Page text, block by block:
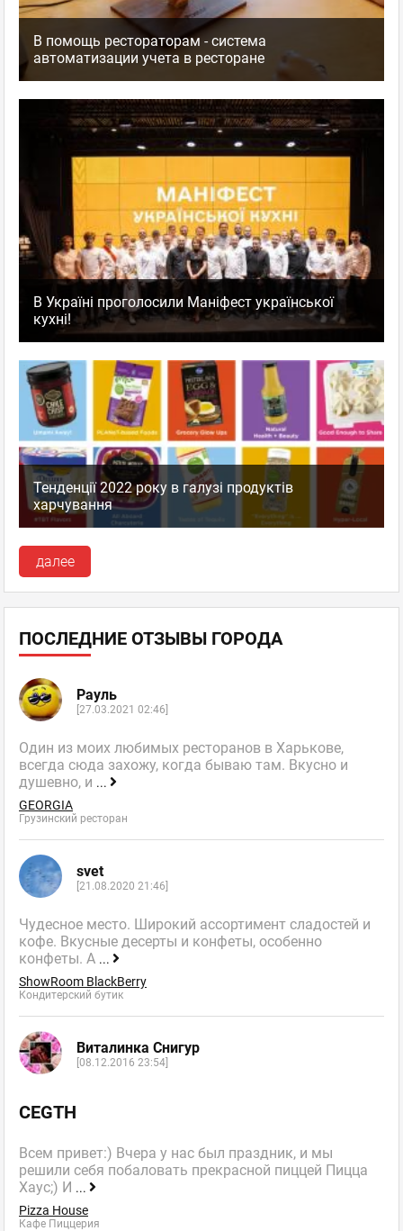
В помощь рестораторам - система
автоматизации учета в ресторане
В Україні проголосили Маніфест української
кухні!
Тенденції 2022 року в галузі продуктів
харчування
далее
ПОСЛЕДНИЕ ОТЗЫВЫ ГОРОДА
Рауль
[27.03.2021 02:46]
Один из моих любимых ресторанов в Харькове,
всегда сюда захожу, когда бываю там. Вкусно и
душевно, и ...
GEORGIA
Грузинский ресторан
svet
[21.08.2020 21:46]
Чудесное место. Широкий ассортимент сладостей и
кофе. Вкусные десерты и конфеты, особенно
конфеты. А ...
ShowRoom BlackBerry
Кондитерский бутик
Виталинка Снигур
[08.12.2016 23:54]
CEGTH
Всем привет:) Вчера у нас был праздник, и мы
решили себя побаловать прекрасной пиццей Пицца
Хаус;) И ...
Pizza House
Кафе Пиццерия